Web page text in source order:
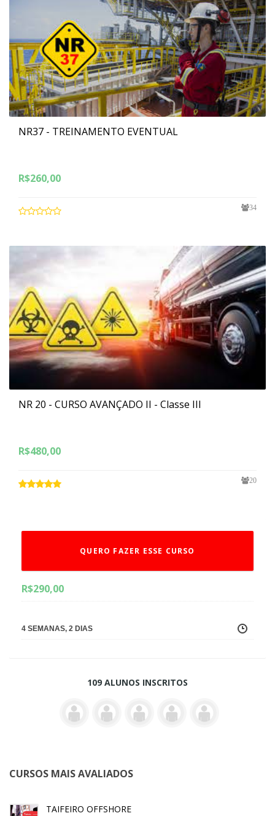
NR37 - TREINAMENTO EVENTUAL
R$260,00
34
NR 20 - CURSO AVANÇADO II - Classe III
R$480,00
20
QUERO FAZER ESSE CURSO
R$290,00
4 SEMANAS, 2 DIAS
109 ALUNOS INSCRITOS
CURSOS MAIS AVALIADOS
TAIFEIRO OFFSHORE